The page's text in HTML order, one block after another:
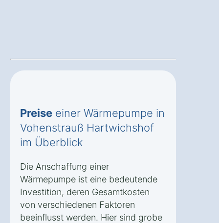
Preise einer Wärmepumpe in
Vohenstrauß Hartwichshof
im Überblick
Die Anschaffung einer
Wärmepumpe ist eine bedeutende
Investition, deren Gesamtkosten
von verschiedenen Faktoren
beeinflusst werden. Hier sind grobe